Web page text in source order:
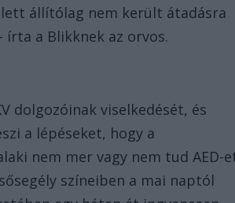
állítólag nem került átadásra
írta a Blikknek az orvos.
dolgozóinak viselkedését, és
a lépéseket, hogy a
nem mer vagy nem tud AED-
színeiben a mai naptól